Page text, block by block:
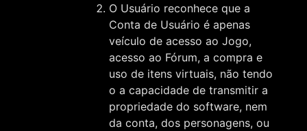
O Usuário reconhece que a
Conta de Usuário é apenas
veículo de acesso ao Jogo,
acesso ao Fórum, a compra e
uso de itens virtuais, não tendo
o a capacidade de transmitir a
propriedade do software, nem
da conta, dos personagens, ou